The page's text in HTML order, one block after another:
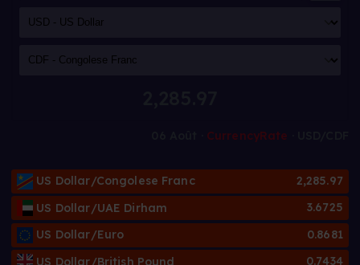
US Dollar/Congolese Franc
2,285.97
US Dollar/UAE Dirham
3.6725
US Dollar/Euro
0.8681
US Dollar/British Pound
0.7434